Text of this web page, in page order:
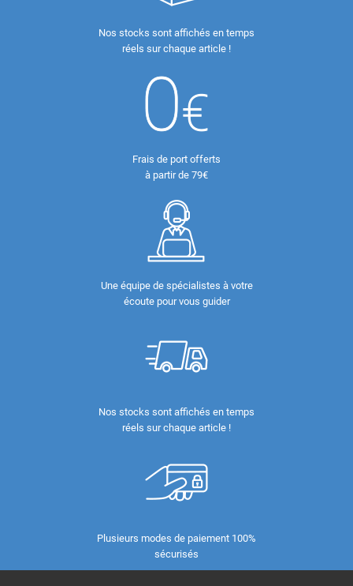
Nos stocks sont affichés en temps
réels sur chaque article !
Frais de port offerts
à partir de 79€
Une équipe de spécialistes à votre
écoute pour vous guider
Nos stocks sont affichés en temps
réels sur chaque article !
Plusieurs modes de paiement 100%
sécurisés